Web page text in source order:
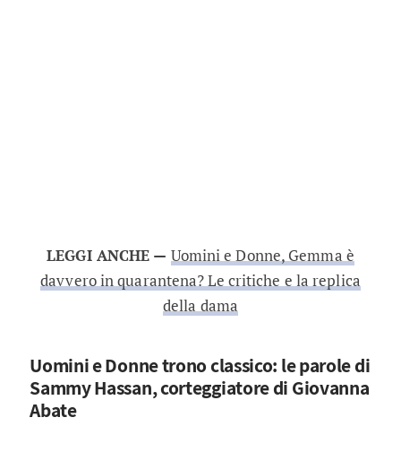
LEGGI ANCHE — Uomini e Donne, Gemma è
davvero in quarantena? Le critiche e la replica
della dama
Uomini e Donne trono classico: le parole di
Sammy Hassan, corteggiatore di Giovanna
Abate